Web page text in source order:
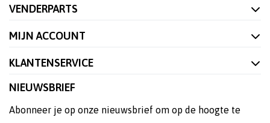
VENDERPARTS
MIJN ACCOUNT
KLANTENSERVICE
NIEUWSBRIEF
Abonneer je op onze nieuwsbrief om op de hoogte te